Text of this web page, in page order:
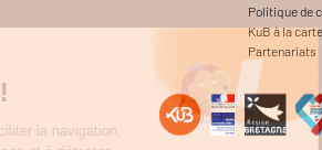
Politique de
KuB à la carte
Partenariats
les Cookies !
On sert notamment à faciliter la navigation,